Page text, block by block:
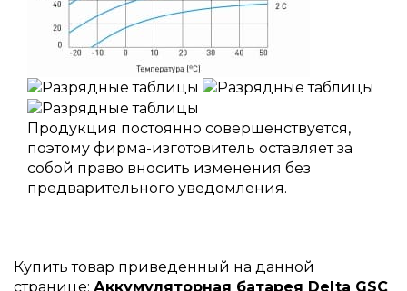
Продукция постоянно совершенствуется,
поэтому фирма-изготовитель оставляет за
собой право вносить изменения без
предварительного уведомления.
Купить товар приведенный на данной
странице: Аккумуляторная батарея Delta GSC